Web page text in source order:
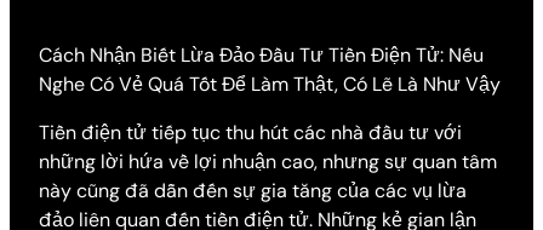
Cách Nhận Biết Lừa Đảo Đầu Tư Tiền Điện Tử: Nếu
Nghe Có Vẻ Quá Tốt Để Làm Thật, Có Lẽ Là Như Vậy
Tiền điện tử tiếp tục thu hút các nhà đầu tư với
những lời hứa về lợi nhuận cao, nhưng sự quan tâm
này cũng đã dẫn đến sự gia tăng của các vụ lừa
đảo liên quan đến tiền điện tử. Những kẻ gian lận